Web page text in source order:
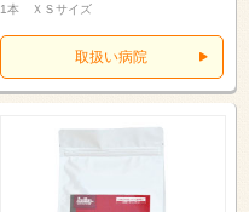
1本 ＸＳサイズ
取扱い病院